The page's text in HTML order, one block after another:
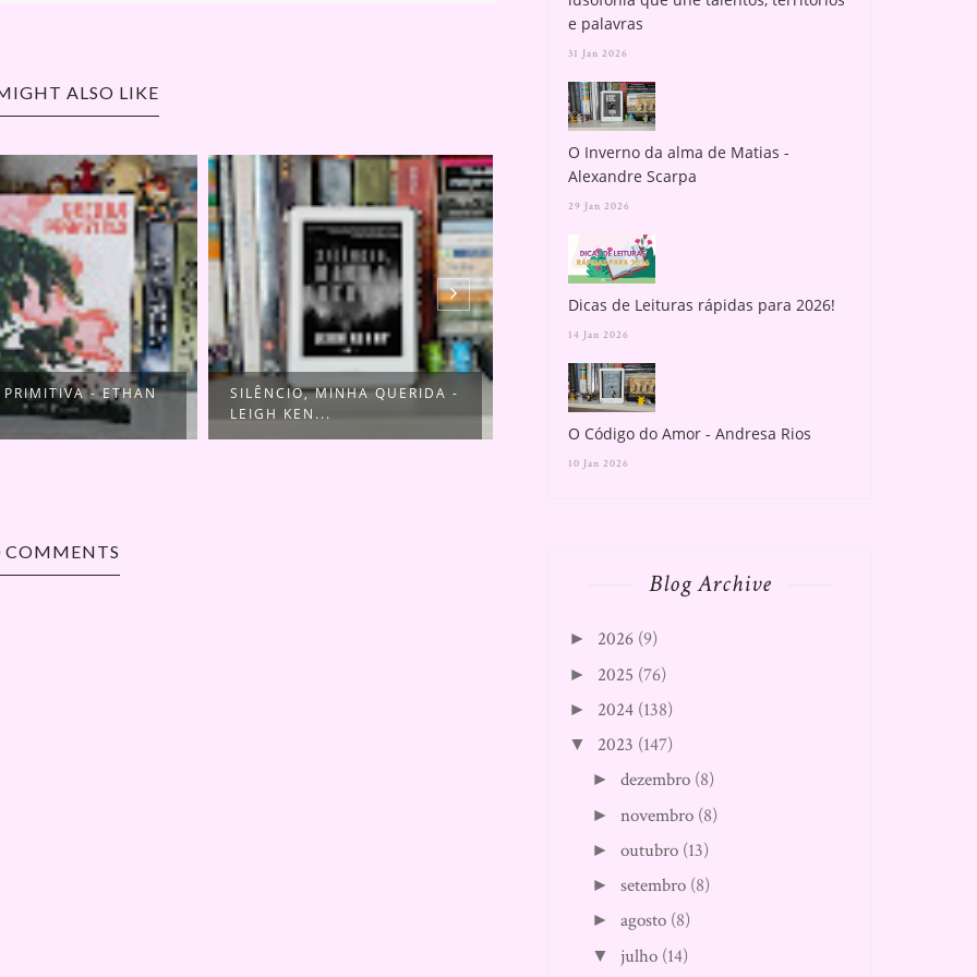
ALSO LIKE
MINHA QUERIDA -
CRÔNICAS DE LIBERDADE: O
ROMANCE EN...
LOBO VERMELHO - EVERTON
GULLAR
COMMENTS
e palavras
31 Jan 2026
O Inverno da alma de Matias -
Alexandre Scarpa
29 Jan 2026
Dicas de Leituras rápidas para 2026!
14 Jan 2026
O Código do Amor - Andresa Rios
10 Jan 2026
Blog Archive
► 2026 (9)
► 2025 (76)
► 2024 (138)
▼ 2023 (147)
► dezembro (8)
► novembro (8)
► outubro (13)
► setembro (8)
► agosto (8)
▼ julho (14)